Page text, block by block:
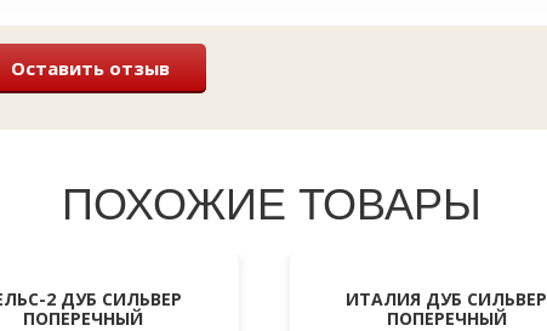
Оставить отзыв
ПОХОЖИЕ ТОВАРЫ
2 ДУБ СИЛЬВЕР
ПОПЕРЕЧНЫЙ
ИТАЛИЯ ДУБ СИЛЬВЕР
ПОПЕРЕЧНЫЙ